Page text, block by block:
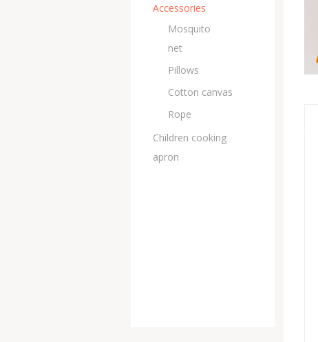
Accessories
Μosquito
net
Pillows
Cotton canvas
Rope
Children cooking
apron